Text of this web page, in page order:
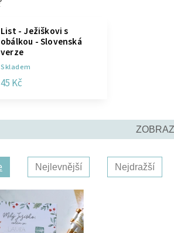
List - Ježiškovi s
obálkou - Slovenská
verze
Skladem
45 Kč
Nejlevnější Nejdražší